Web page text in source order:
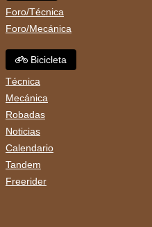
Foro/Técnica
Foro/Mecánica
Bicicleta
Técnica
Mecánica
Robadas
Noticias
Calendario
Tandem
Freerider